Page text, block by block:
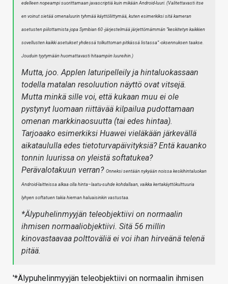
edelleen nopeampi suorittamaan javascriptiä kuin mikään Android-luuri. (Valitettavasti itse
en voinut sietää omenaluurin tyhmää käyttöliittymää, kuten esimerkiksi sitä kameran
asetusten piilottamista jopa Symbian 60 -järjestelmää järjettömämmän ”keskitetyn kaikkien
sovellusten kaikki asetukset yhdessä tolkuttoman pitkässä listassa” -oksennuksen taakse.
Jouduin tyytymään huomattavasti hitaampiin luureihin.)
Mutta, joo. Applen laturipelleily ja hintaluokassaan
todella matalan resoluution näyttö ovat vitsejä.
Mutta minkä sille voi, että kukaan muu ei ole
pystynyt luomaan riittävää kilpailua pudottamaan
omenan markkinaosuutta (tai edes hintaa).
Tarjoaako esimerkiksi Huawei vieläkään järkevällä
aikataululla edes tietoturvapäivityksiä? Entä kauanko
tonnin luurissa on yleistä softatukea?
Perävalotakuun verran? Onneksi sentään nykyään noissa keskihintaluokan
Android-laitteissa alkaa olla hinta–laatu-suhde kohdallaan, vaikka kertakäyttökulttuuria
lyhyen softatuen takia hieman haluaisinkin vastustaa.
*Älypuhelinmyyjän teleobjektiivi on normaalin
ihmisen normaaliobjektiivi. Sitä 56 millin
kinovastaavaa polttoväliä ei voi ihan hirveänä telenä
pitää.
'*Älypuhelinmyyjän teleobjektiivi on normaalin ihmisen